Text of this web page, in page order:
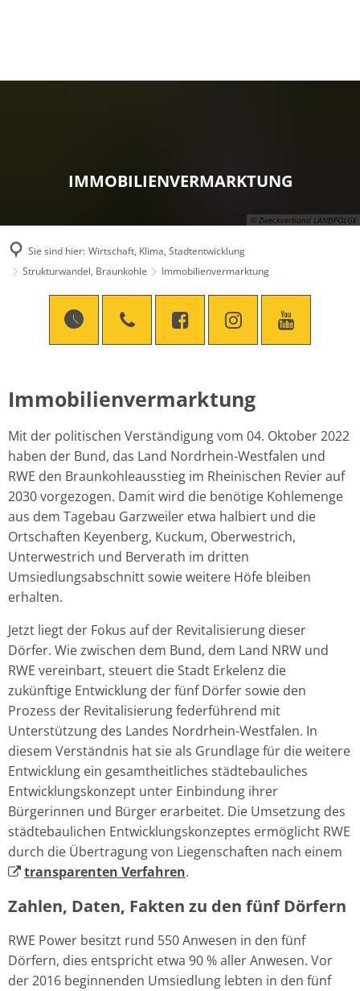
© Zweckverband LANDFOLGE
IMMOBILIENVERMARKTUNG
Sie sind hier: Wirtschaft, Klima, Stadtentwicklung
Strukturwandel, Braunkohle
Immobilienvermarktung
Immobilienvermarktung
Mit der politischen Verständigung vom 04. Oktober 2022
haben der Bund, das Land Nordrhein-Westfalen und
RWE den Braunkohleausstieg im Rheinischen Revier auf
2030 vorgezogen. Damit wird die benötige Kohlemenge
aus dem Tagebau Garzweiler etwa halbiert und die
Ortschaften Keyenberg, Kuckum, Oberwestrich,
Unterwestrich und Berverath im dritten
Umsiedlungsabschnitt sowie weitere Höfe bleiben
erhalten.
Jetzt liegt der Fokus auf der Revitalisierung dieser
Dörfer. Wie zwischen dem Bund, dem Land NRW und
RWE vereinbart, steuert die Stadt Erkelenz die
zukünftige Entwicklung der fünf Dörfer sowie den
Prozess der Revitalisierung federführend mit
Unterstützung des Landes Nordrhein-Westfalen. In
diesem Verständnis hat sie als Grundlage für die weitere
Entwicklung ein gesamtheitliches städtebauliches
Entwicklungskonzept unter Einbindung ihrer
Bürgerinnen und Bürger erarbeitet. Die Umsetzung des
städtebaulichen Entwicklungskonzeptes ermöglicht RWE
durch die Übertragung von Liegenschaften nach einem
transparenten Verfahren.
Zahlen, Daten, Fakten zu den fünf Dörfern
RWE Power besitzt rund 550 Anwesen in den fünf
Dörfern, dies entspricht etwa 90 % aller Anwesen. Vor
der 2016 beginnenden Umsiedlung lebten in den fünf